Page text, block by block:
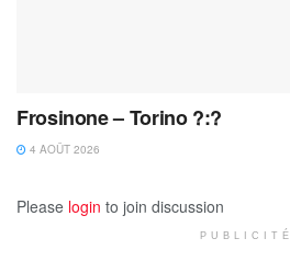
Frosinone – Torino ?:?
4 AOÛT 2026
Please login to join discussion
PUBLICITÉ